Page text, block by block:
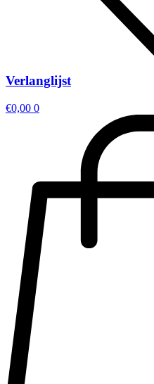
Verlanglijst
€0,00 0